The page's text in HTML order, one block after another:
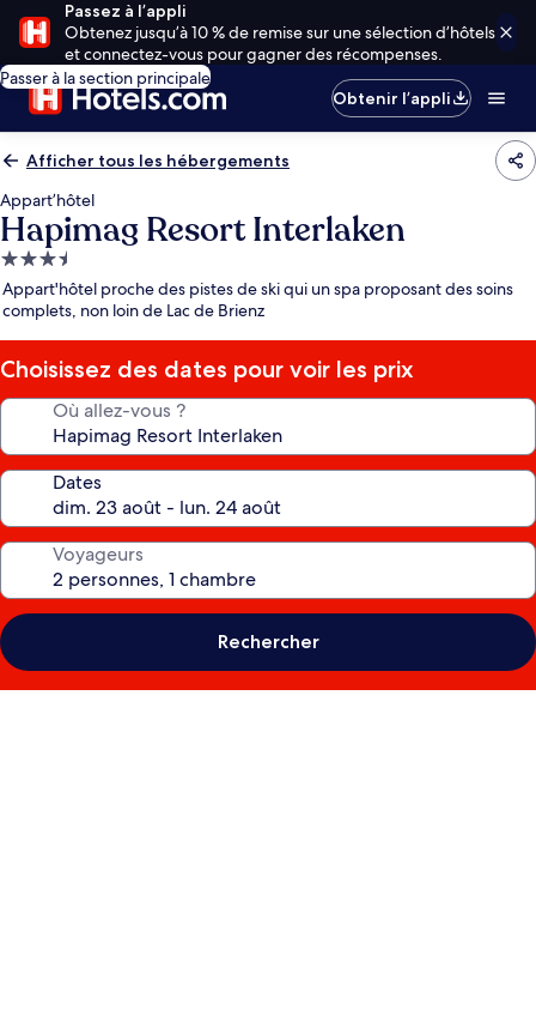
Passez à l’appli
Obtenez jusqu’à 10 % de remise sur une sélection d’hôtels
et connectez-vous pour gagner des récompenses.
Passer à la section principale
Obtenir l’appli
Afficher tous les hébergements
Appart’hôtel
Hapimag Resort Interlaken
Hébergement
3.5 étoiles
Appart'hôtel proche des pistes de ski qui un spa proposant des soins
complets, non loin de Lac de Brienz
Choisissez des dates pour voir les prix
Où allez-vous ?
Dates
Voyageurs
Rechercher